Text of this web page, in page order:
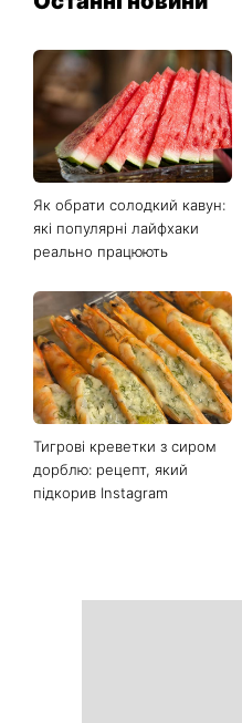
Як обрати солодкий кавун:
які популярні лайфхаки
реально працюють
Тигрові креветки з сиром
дорблю: рецепт, який
підкорив Instagram